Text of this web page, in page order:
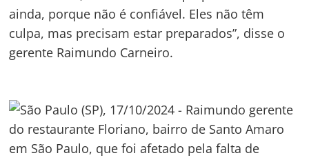
ainda, porque não é confiável. Eles não têm
culpa, mas precisam estar preparados”, disse o
gerente Raimundo Carneiro.